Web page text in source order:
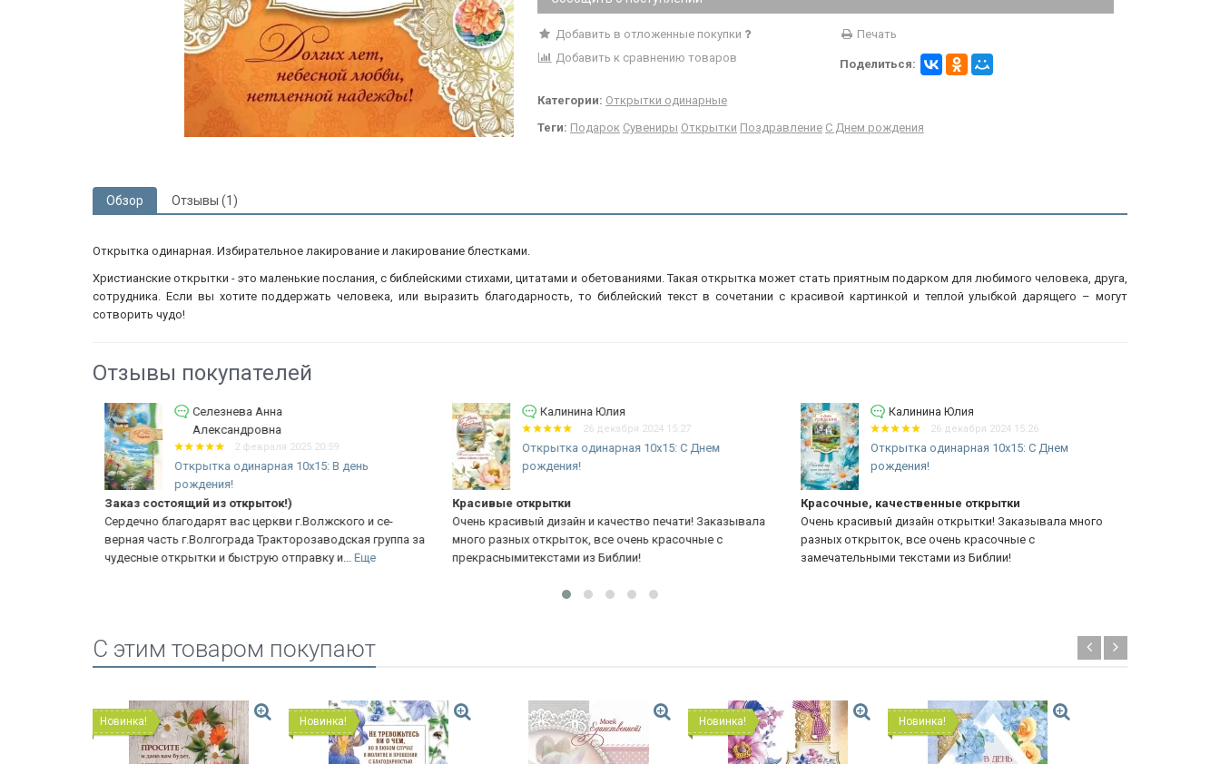
Добавить в отложенные покупки
Печать
Добавить к сравнению товаров
Поделиться:
Категории: Открытки одинарные
Теги: Подарок Сувениры Открытки Поздравление С Днем рождения
Обзор Отзывы (1)
Открытка одинарная. Избирательное лакирование и лакирование блестками.
Христианские открытки - это маленькие послания, с библейскими стихами, цитатами и обетованиями. Такая открытка может стать приятным подарком для любимого человека, друга,
сотрудника. Если вы хотите поддержать человека, или выразить благодарность, то библейский текст в сочетании с красивой картинкой и теплой улыбкой дарящего – могут
сотворить чудо!
Отзывы покупателей
Селезнева Анна
Александровна
2 февраля 2025 20:59
Открытка одинарная 10x15: В день
рождения!
Заказ состоящий из открыток!)
Сердечно благодарят вас церкви г.Волжского и се-
верная часть г.Волгограда Тракторозаводская группа за
чудесные открытки и быструю отправку и... Еще
Калинина Юлия
26 декабря 2024 15:27
Открытка одинарная 10x15: С Днем
рождения!
Красивые открытки
Очень красивый дизайн и качество печати! Заказывала
много разных открыток, все очень красочные с
прекраснымитекстами из Библии!
Калинина Юлия
26 декабря 2024 15:26
Открытка одинарная 10x15: С Днем
рождения!
Красочные, качественные открытки
Очень красивый дизайн открытки! Заказывала много
разных открыток, все очень красочные с
замечательными текстами из Библии!
C этим товаром покупают
Новинка! Новинка! Новинка! Новинка!